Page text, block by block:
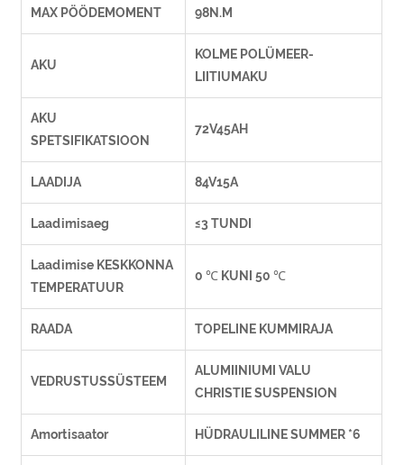
MAX PÖÖDEMOMENT 98N.M
AKU
KOLME POLÜMEER-
LIITIUMAKU
AKU
SPETSIFIKATSIOON
72V45AH
LAADIJA 84V15A
Laadimisaeg ≤3 TUNDI
Laadimise KESKKONNA
TEMPERATUUR
0 ℃ KUNI 50 ℃
RAADA TOPELINE KUMMIRAJA
VEDRUSTUSSÜSTEEM
ALUMIINIUMI VALU
CHRISTIE SUSPENSION
Amortisaator HÜDRAULILINE SUMMER *6